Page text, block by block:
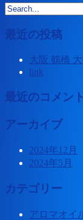
最近の投稿
大阪 鶴橋
link
最近のコメント
アーカイブ
2024年12月
2024年5月
カテゴリー
アロマオイ